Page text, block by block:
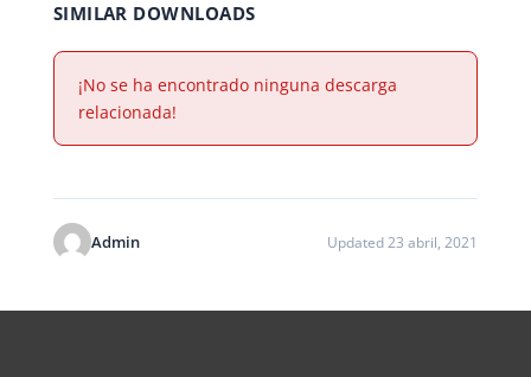
SIMILAR DOWNLOADS
¡No se ha encontrado ninguna descarga
relacionada!
Admin Updated 23 abril, 2021